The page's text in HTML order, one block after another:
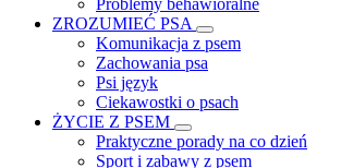
Problemy behawioralne
ZROZUMIEĆ PSA
Komunikacja z psem
Zachowania psa
Psi język
Ciekawostki o psach
ŻYCIE Z PSEM
Praktyczne porady na co dzień
Sport i zabawy z psem